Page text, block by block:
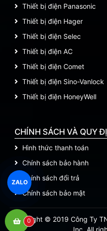
Thiết bị điện Panasonic
Thiết bị điện Hager
Thiết bị điện Selec
Thiết bị điện AC
Thiết bị điện Comet
Thiết bị điện Sino-Vanlock
Thiết bị điện HoneyWell
CHÍNH SÁCH VÀ QUY
Hình thức thanh toán
Chính sách bảo hành
Chính sách đổi trả
Chính sách bảo mật
Copyright © 2019 Công Ty
Inc. All
0
ZALO